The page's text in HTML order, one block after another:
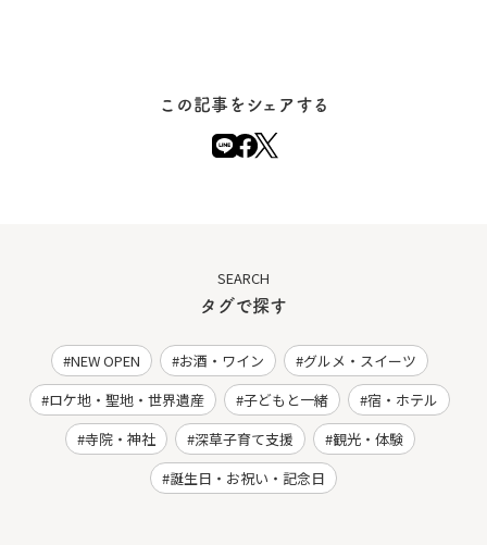
この記事をシェアする
SEARCH
タグで探す
NEW OPEN お酒・ワイン
グルメ・スイーツ
ロケ地・聖地・世界遺産
子どもと一緒
宿・ホテル
寺院・神社
深草子育て支援
観光・体験
誕生日・お祝い・記念日